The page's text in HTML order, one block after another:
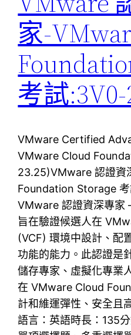
家-
考試:3V0-
VMware Certified
VMware Cloud
23.25)VMware 認證資
Foundation Storage
VMware 認證資深專家
旨在驗證候選人在
(VCF) 環境中設計、配
功能的能力。此認證是
儲存專家、虛擬化專業
在 VMware Cloud
計和維運彈性、安全且
語言：英語時長：135